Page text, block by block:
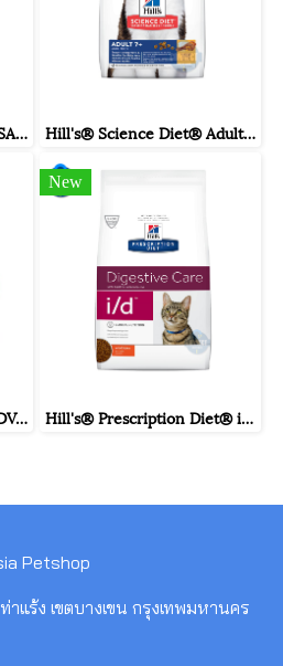
Royal Canin NEUTERED SATIETY BALANCE ขนาด ( 400 กรัม , 1.5 กิโลกรัม , 3.5 กิโลกรัม ) Hill's® Science Diet® Adult 7+ Chicken Recipe cat food ขนาดถุง 1.5 กิโลกรัม , 3.5 กิโลกรัม , 10 กิโลกรัม
PURINA ONE INDOOR ADVANTAGE เพียวริน่า วัน อินดอร์ แอดแวนเทจ อาหารแมวแบบเม็ดสำหรับแมวโตเลี้ยงในบ้าน ขนาดถุง 6.6 kg.
New
Hill's® Prescription Diet® i/d® Feline อาหารเม็ดสำหรับแมวปัญหาทางเดินอาหาร ขนาดถุง 1.8 กิโลกรัม.
Petshop
แร้ง เขตบางเขน กรุงเทพมหานคร